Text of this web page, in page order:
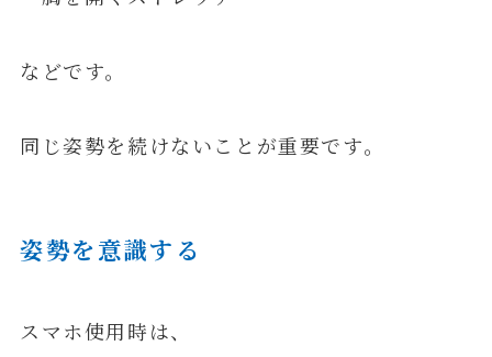
などです。
同じ姿勢を続けないことが重要です。
姿勢を意識する
スマホ使用時は、